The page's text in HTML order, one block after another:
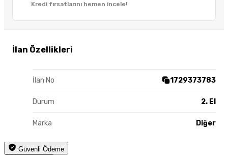
Kredi fırsatlarını hemen incele!
İlan Özellikleri
İlan No 1729373783
Durum 2. El
Marka Diğer
Güvenli Ödeme